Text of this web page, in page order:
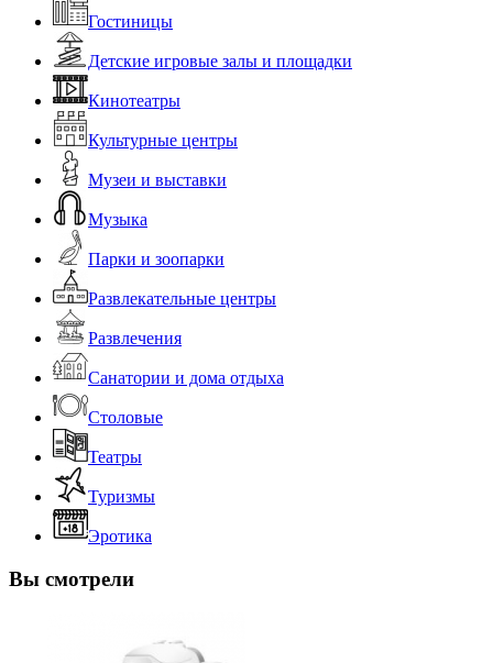
Гостиницы
Детские игровые залы и площадки
Кинотеатры
Культурные центры
Музеи и выставки
Музыка
Парки и зоопарки
Развлекательные центры
Развлечения
Санатории и дома отдыха
Столовые
Театры
Туризмы
Эротика
Вы смотрели